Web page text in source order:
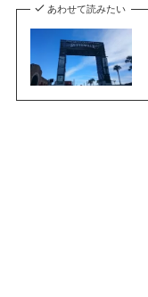
あわせて読みたい